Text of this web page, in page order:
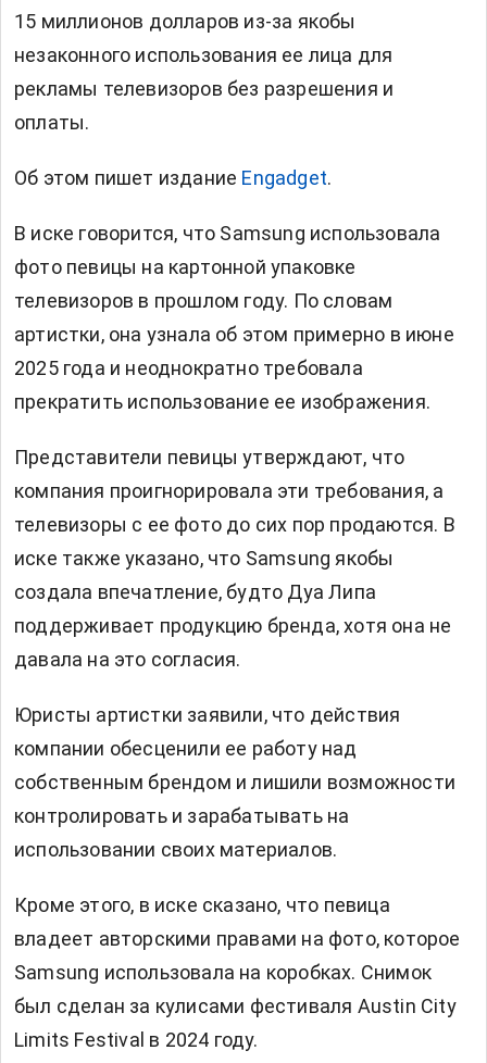
15 миллионов долларов из-за якобы
незаконного использования ее лица для
рекламы телевизоров без разрешения и
оплаты.
Об этом пишет издание Engadget.
В иске говорится, что Samsung использовала
фото певицы на картонной упаковке
телевизоров в прошлом году. По словам
артистки, она узнала об этом примерно в июне
2025 года и неоднократно требовала
прекратить использование ее изображения.
Представители певицы утверждают, что
компания проигнорировала эти требования, а
телевизоры с ее фото до сих пор продаются. В
иске также указано, что Samsung якобы
создала впечатление, будто Дуа Липа
поддерживает продукцию бренда, хотя она не
давала на это согласия.
Юристы артистки заявили, что действия
компании обесценили ее работу над
собственным брендом и лишили возможности
контролировать и зарабатывать на
использовании своих материалов.
Кроме этого, в иске сказано, что певица
владеет авторскими правами на фото, которое
Samsung использовала на коробках. Снимок
был сделан за кулисами фестиваля Austin City
Limits Festival в 2024 году.